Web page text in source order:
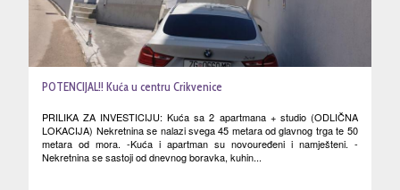
POTENCIJAL!! Kuća u centru Crikvenice
PRILIKA ZA INVESTICIJU: Kuća sa 2 apartmana + studio (ODLIČNA
LOKACIJA) Nekretnina se nalazi svega 45 metara od glavnog trga te 50
metara od mora. -Kuća i apartman su novouređeni i namješteni. -
Nekretnina se sastoji od dnevnog boravka, kuhin...